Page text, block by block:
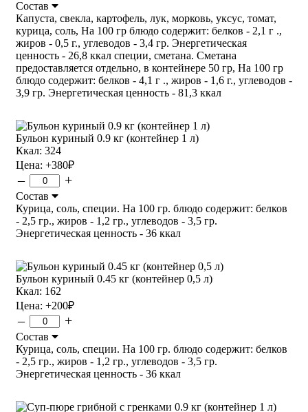
Состав
Капуста, свекла, картофель, лук, морковь, уксус, томат,
курица, соль, На 100 гр блюдо содержит: белков - 2,1 г .,
жиров - 0,5 г., углеводов - 3,4 гр. Энергетическая
ценность - 26,8 ккал специи, сметана. Сметана
предоставляется отдельно, в контейнере 50 гр, На 100 гр
блюдо содержит: белков - 4,1 г ., жиров - 1,6 г., углеводов -
3,9 гр. Энергетическая ценность - 81,3 ккал
Бульон куриный 0.9 кг (контейнер 1 л)
Ккал: 324
Цена: +380₽
– +
Состав
Курица, соль, специи. На 100 гр. блюдо содержит: белков
- 2,5 гр., жиров - 1,2 гр., углеводов - 3,5 гр.
Энергетическая ценность - 36 ккал
Бульон куриный 0.45 кг (контейнер 0,5 л)
Ккал: 162
Цена: +200₽
– +
Состав
Курица, соль, специи. На 100 гр. блюдо содержит: белков
- 2,5 гр., жиров - 1,2 гр., углеводов - 3,5 гр.
Энергетическая ценность - 36 ккал